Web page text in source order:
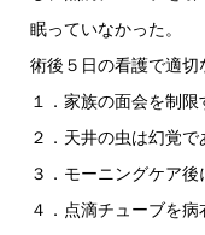
眠っていなかった。
術後５日の看護で適切
１．家族の面会を制限
２．天井の虫は幻覚で
３．モーニングケア後
４．点滴チューブを病